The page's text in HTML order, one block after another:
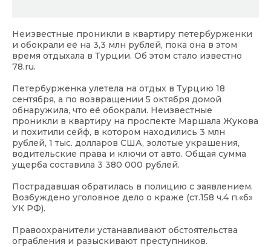
Неизвестные проникли в квартиру петербурженки
и обокрали её на 3,3 млн рублей, пока она в этом
время отдыхала в Турции. Об этом стало известно
78.ru.
Петербурженка улетела на отдых в Турцию 18
сентября, а по возвращении 5 октября домой
обнаружила, что её обокрали. Неизвестные
проникли в квартиру на проспекте Маршала Жукова
и похитили сейф, в котором находились 3 млн
рублей, 1 тыс. долларов США, золотые украшения,
водительские права и ключи от авто. Общая сумма
ущерба составила 3 380 000 рублей.
Пострадавшая обратилась в полицию с заявлением.
Возбуждено уголовное дело о краже (ст.158 ч.4 п.«б»
УК РФ).
Правоохранители устанавливают обстоятельства
ограбления и разыскивают преступников.